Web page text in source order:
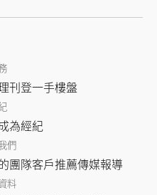
刊登一手樓盤
為經紀
們
團隊客戶推薦傳媒報導
料